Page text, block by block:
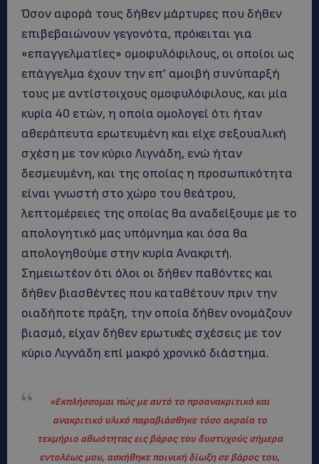
Όσον αφορά τους δήθεν μάρτυρες που δήθεν
επιβεβαιώνουν γεγονότα, πρόκειται για
«επαγγελματίες» ομοφυλόφιλους, οι οποίοι ως
επάγγελμα έχουν την επ’ αμοιβή συνύπαρξή
τους με αντίστοιχους ομοφυλόφιλους, και μία
κυρία 40 ετών, η οποία ομολογεί ότι ήταν
αθεράπευτα ερωτευμένη και είχε σεξουαλική
σχέση με τον κύριο Λιγνάδη, ενώ ήταν
δεσμευμένη, και της οποίας η προσωπικότητα
είναι γνωστή στο χώρο του θεάτρου,
λεπτομέρειες της οποίας θα αναδείξουμε με το
απολογητικό μας υπόμνημα και όσα θα
απολογηθούμε στην κυρία Ανακριτή.
Σημειωτέον ότι όλοι οι δήθεν παθόντες και
δήθεν βιασθέντες που καταθέτουν πριν την
οιαδήποτε πράξη, την οποία δήθεν ονομάζουν
βιασμό, είχαν δήθεν ερωτικές σχέσεις με τον
κύριο Λιγνάδη επί μακρό χρονικό διάστημα.
«Εκπλήσσομαι πώς με αυτό το προανακριτικό και
ανακριτικό υλικό παραβιάσθηκε τόσο ακραία το
τεκμήριο αθωότητας εις βάρος του δυστυχούς σήμερα
εντολέως μου, ασκήθηκε ποινική δίωξη σε βάρος του,